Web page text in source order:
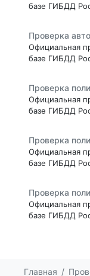
базе ГИБДД
Проверка
Официальная
базе ГИБДД
Проверка
Официальная
базе ГИБДД
Проверка
Официальная
базе ГИБДД
Проверка
Официальная
базе ГИБДД
базе ГИБДД
Главная